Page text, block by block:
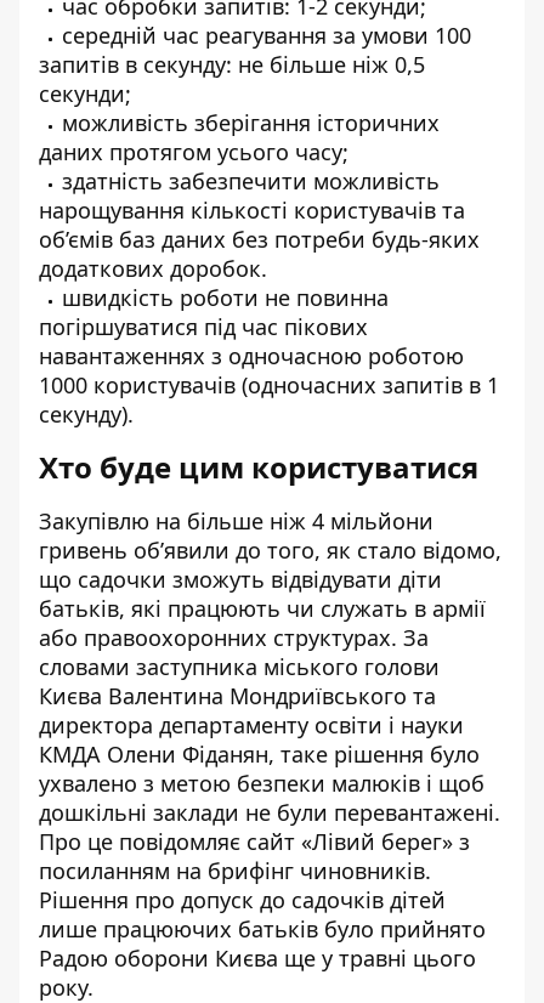
час обробки запитів: 1-2 секунди;
середній час реагування за умови 100
запитів в секунду: не більше ніж 0,5
секунди;
можливість зберігання історичних
даних протягом усього часу;
здатність забезпечити можливість
нарощування кількості користувачів та
об’ємів баз даних без потреби будь-яких
додаткових доробок.
швидкість роботи не повинна
погіршуватися під час пікових
навантаженнях з одночасною роботою
1000 користувачів (одночасних запитів в 1
секунду).
Хто буде цим користуватися
Закупівлю на більше ніж 4 мільйони
гривень об’явили до того, як стало відомо,
що садочки зможуть відвідувати діти
батьків, які працюють чи служать в армії
або правоохоронних структурах. За
словами заступника міського голови
Києва Валентина Мондриївського та
директора департаменту освіти і науки
КМДА Олени Фіданян, таке рішення було
ухвалено з метою безпеки малюків і щоб
дошкільні заклади не були перевантажені.
Про це повідомляє сайт «Лівий берег» з
посиланням на брифінг чиновників.
Рішення про допуск до садочків дітей
лише працюючих батьків було прийнято
Радою оборони Києва ще у травні цього
року.